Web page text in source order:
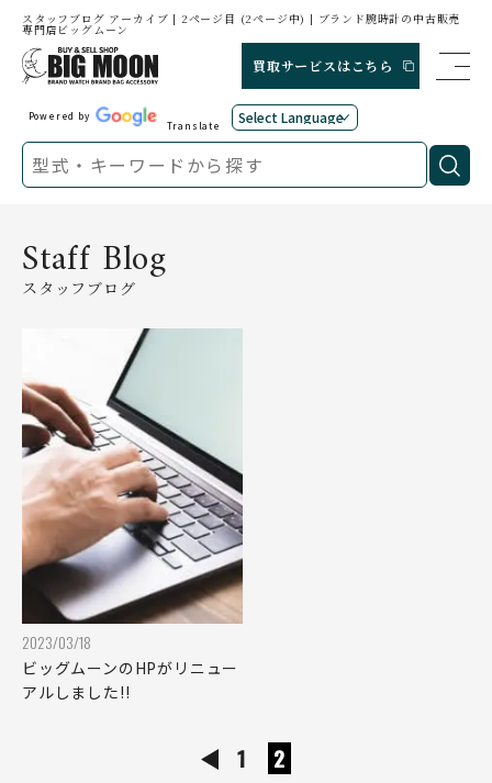
スタッフブログ アーカイブ | 2ページ目 (2ページ中) | ブランド腕時計の中古販売
専門店ビッグムーン
買取サービスはこちら
Powered by
Translate
Staff Blog
スタッフブログ
2023/03/18
ビッグムーンのHPがリニュー
アルしました!!
1 2